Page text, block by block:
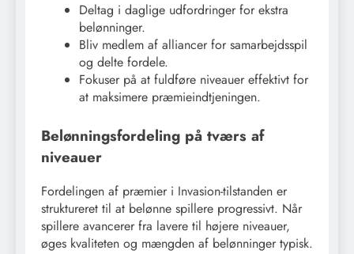
Deltag i daglige udfordringer for ekstra
belønninger.
Bliv medlem af alliancer for samarbejdsspil
og delte fordele.
Fokuser på at fuldføre niveauer effektivt for
at maksimere præmieindtjeningen.
Belønningsfordeling på tværs af
niveauer
Fordelingen af præmier i Invasion-tilstanden er
struktureret til at belønne spillere progressivt. Når
spillere avancerer fra lavere til højere niveauer,
øges kvaliteten og mængden af belønninger typisk.